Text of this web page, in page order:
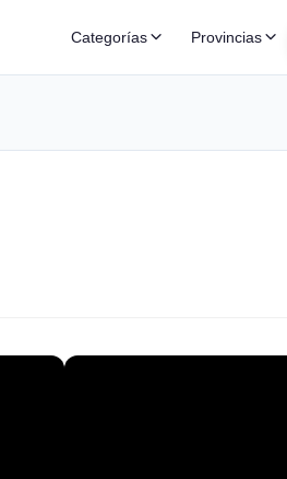
Categorías Provincias